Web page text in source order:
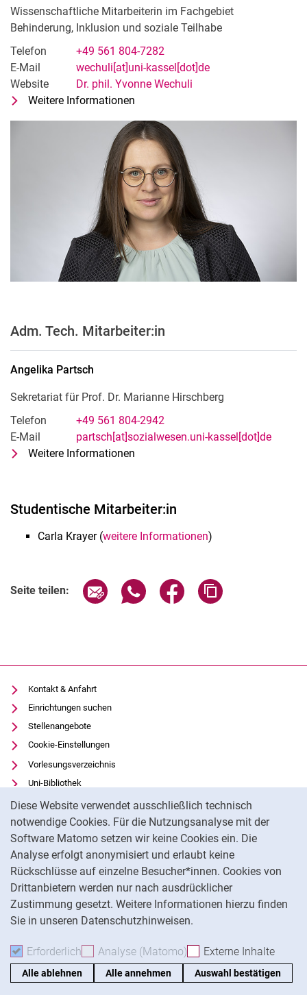
Diese Website verwendet ausschließlich technisch
notwendige Cookies. Für die Nutzungsanalyse mit der
Software Matomo setzen wir keine Cookies ein. Die
Analyse erfolgt anonymisiert und erlaubt keine
Rückschlüsse auf einzelne Besucher*innen. Cookies von
Drittanbietern werden nur nach ausdrücklicher
Zustimmung gesetzt. Weitere Informationen hierzu finden
Sie in unseren Datenschutzhinweisen.
Erforderlich Erforderliche Cookies akzeptieren
Analyse (Matomo) Analyse-Cookies
Externe Inhalte
Alle ablehnen Alle annehmen Auswahl bestätigen
Wissenschaftliche Mitarbeiterin im Fachgebiet
Behinderung, Inklusion und soziale Teilhabe
Telefon
+49 561 804-7282
E-Mail
wechuli[at]uni-kassel[dot]de
Website
Dr. phil. Yvonne Wechuli
Weitere Informationen
Adm. Tech. Mitarbeiter:in
Angelika Partsch
Sekretariat für Prof. Dr. Marianne Hirschberg
Telefon
+49 561 804-2942
E-Mail
partsch[at]sozialwesen.uni-kassel[dot]de
Weitere Informationen
Studentische Mitarbeiter:in
Carla Krayer (weitere Informationen)
Seite teilen: Seite über E-Mail teilen
Seite über WhatsApp teilen
Seite über Facebook
Kontakt & Anfahrt
Einrichtungen suchen
Stellenangebote
Cookie-Einstellungen
Vorlesungsverzeichnis
Uni-Bibliothek
Moodle
Panopto
Datenschutz
Barrierefreiheit
Transparenter KI-Einsatz